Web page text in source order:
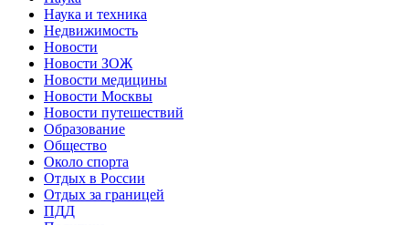
Наука и техника
Недвижимость
Новости
Новости ЗОЖ
Новости медицины
Новости Москвы
Новости путешествий
Образование
Общество
Около спорта
Отдых в России
Отдых за границей
ПДД